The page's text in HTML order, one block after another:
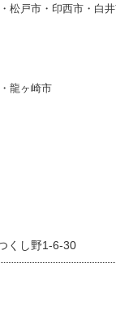
松戸市・印西市・白
龍ヶ崎市
くし野1-6-30